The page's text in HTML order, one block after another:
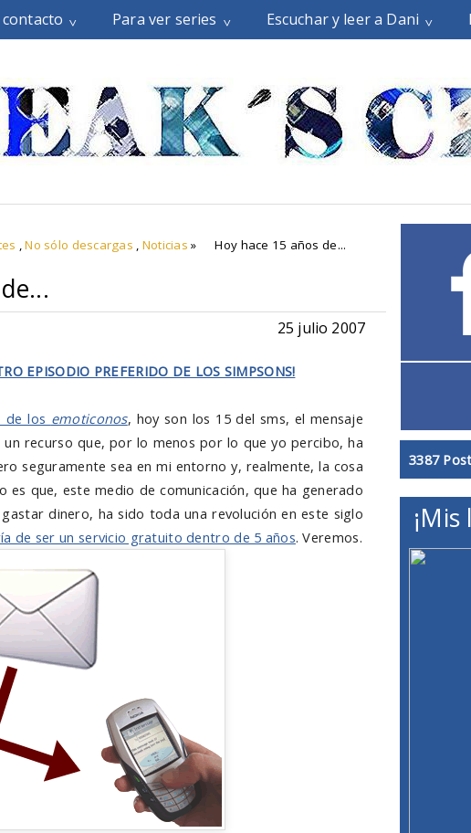
Para ver series Escuchar y leer a Dani
,No sólo descargas , Noticias » Hoy hace 15 años de...
25 julio 2007
EPISODIO PREFERIDO DE LOS SIMPSONS!
de los emoticonos, hoy son los 15 del sms, el mensaje
recurso que, por lo menos por lo que yo percibo, ha
seguramente sea en mi entorno y, realmente, la cosa
es que, este medio de comunicación, que ha generado
dinero, ha sido toda una revolución en este siglo
de ser un servicio gratuito dentro de 5 años. Veremos.
3387